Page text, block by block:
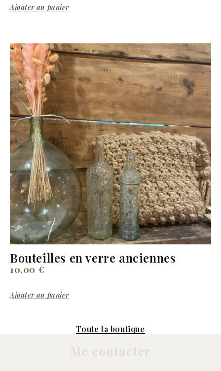
Ajouter au panier
Bouteilles en verre anciennes
10,00 €
Ajouter au panier
Toute la boutique
Me contacter